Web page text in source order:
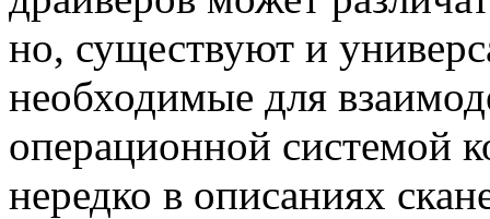
но, существуют и
необходимые для
операционной системой
нередко в описаниях